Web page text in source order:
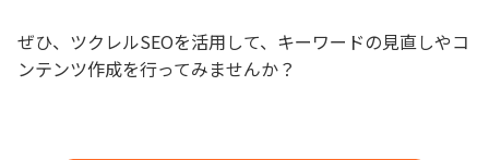
ぜひ、ツクレルSEOを活用して、キーワードの見直しやコ
ンテンツ作成を行ってみませんか？